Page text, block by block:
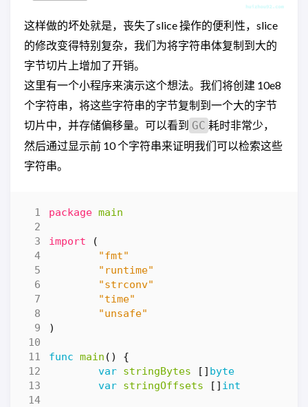
这样做的坏处就是，丧失了slice 操作的便利性，slice
的修改变得特别复杂，我们为将字符串体复制到大的
字节切片上增加了开销。
这里有一个小程序来演示这个想法。我们将创建 10e8
个字符串，将这些字符串的字节复制到一个大的字节
切片中，并存储偏移量。可以看到 GC 耗时非常少，
然后通过显示前 10 个字符串来证明我们可以检索这些
字符串。
package main
import
(
"fmt"
"runtime"
"strconv"
"time"
"unsafe"
)
func main ()
{
var stringBytes [] byte
var stringOffsets [] int